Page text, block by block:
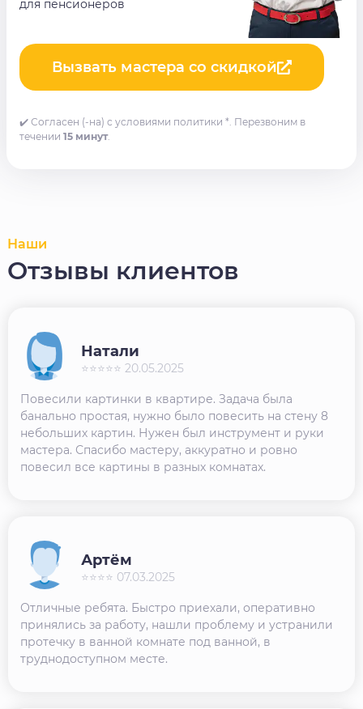
для пенсионеров
Вызвать мастера со скидкой
✔️ Согласен (-на) с условиями политики *. Перезвоним в
течении 15 минут.
Наши
Отзывы клиентов
Повесили картинки в квартире. Задача была
банально простая, нужно было повесить на стену 8
небольших картин. Нужен был инструмент и руки
мастера. Спасибо мастеру, аккуратно и ровно
повесил все картины в разных комнатах.
Натали
⭐⭐⭐⭐⭐ 20.05.2025
Отличные ребята. Быстро приехали, оперативно
принялись за работу, нашли проблему и устранили
протечку в ванной комнате под ванной, в
труднодоступном месте.
Артём
⭐⭐⭐⭐ 07.03.2025